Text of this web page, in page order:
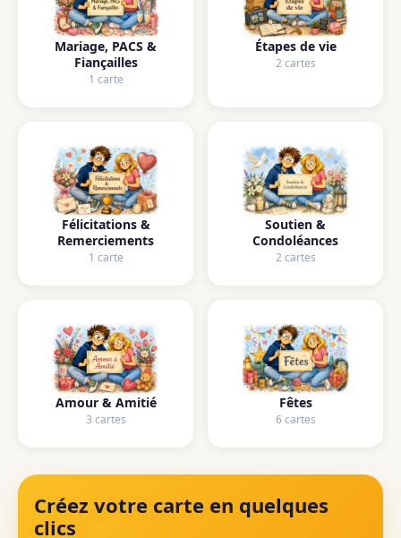
Mariage, PACS &
Fiançailles
1 carte
Étapes de vie
2 cartes
Félicitations &
Remerciements
1 carte
Soutien &
Condoléances
2 cartes
Amour & Amitié
3 cartes
Fêtes
6 cartes
Créez votre carte en quelques
clics